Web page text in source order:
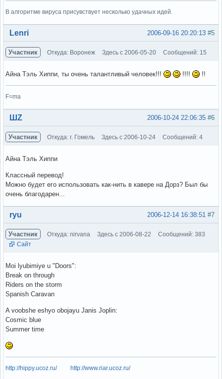
В алгоритме вируса присувствует несколько удачных идей.
Вне форума #5
2006-09-16 20:20:13
Lenri
Участник Откуда: Воронеж Здесь с 2006-05-20 Сообщений: 15
Айна Тэль Хиппи, ты очень талантливый человек!!! !!!! !!
F=ma
Вне форума #6
2006-10-24 22:06:35
ШZ
Участник Откуда: г. Гомель Здесь с 2006-10-24 Сообщений: 4
Айна Тэль Хиппи
Классный перевод!
Можно будет его использовать как-нить в кавере на Дорз? Был бы
очень благодарен...
Вне форума #7
2006-12-14 16:38:51
ryu
Участник Откуда: nirvana Здесь с 2006-08-22
Сообщений: 383
Сайт
Moi lyubimiye u "Doors":
Break on through
Riders on the storm
Spanish Caravan
A voobshe eshyo obojayu Janis Joplin:
Cosmic blue
Summer time
http://hippy.ucoz.ru/ http://www.riar.ucoz.ru/